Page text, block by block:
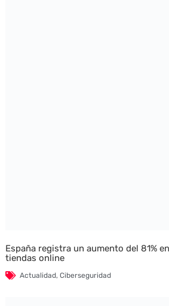
España registra un aumento del 81%
tiendas online
Actualidad, Ciberseguridad